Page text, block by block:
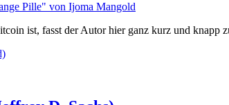
ist, fasst der Autor hier ganz kurz und knapp